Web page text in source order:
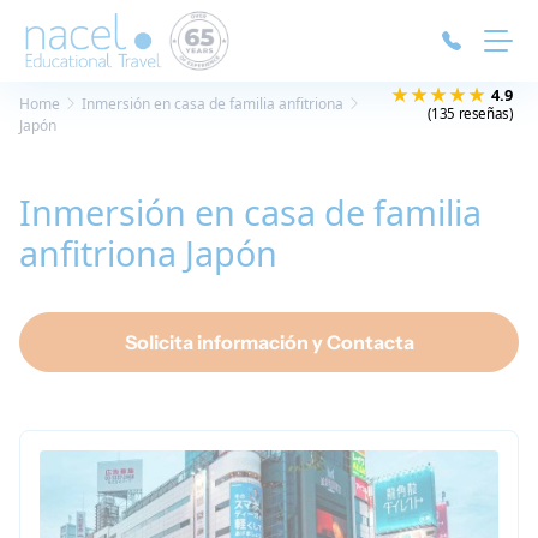
★★★★★ 4.9
(135 reseñas)
Home
Inmersión en casa de familia anfitriona
Japón
Inmersión en casa de familia
anfitriona Japón
Solicita información y Contacta
Panel de gestión de cookies